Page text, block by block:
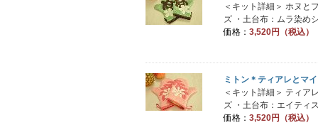
＜キット詳細＞ ホヌと
ズ ・土台布：ムラ染め
価格： 3,520円（税込）
ミトン＊ティアレとマ
＜キット詳細＞ ティア
ズ ・土台布：エイティ
価格： 3,520円（税込）